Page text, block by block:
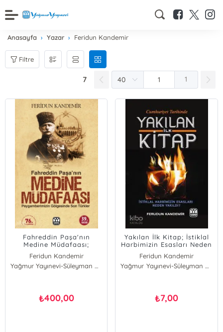
Anasayfa Yazar Feridun Kandemir
Filtre
7 1
Fahreddin Paşa'nın
Medine Müdafaası;
Peygamberimizin
Gölgesinde Son Türkler
Feridun Kandemir
Yağmur Yayınevi-Süleyman Özdemir
₺400,00
Yakılan İlk Kitap; İstiklal
Harbimizin Esasları Neden
Yakıldı?
Feridun Kandemir
Yağmur Yayınevi-Süleyman Özdemir
₺7,00